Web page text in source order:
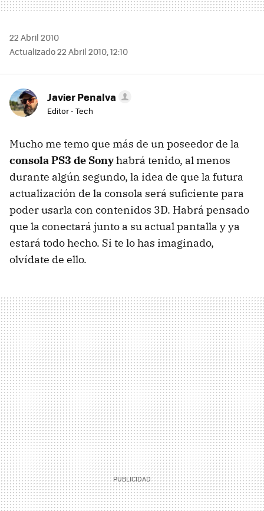
22 Abril 2010
Actualizado 22 Abril 2010, 12:10
Javier Penalva
Editor - Tech
Mucho me temo que más de un poseedor de la
consola PS3 de Sonyhabrá tenido, al menos
durante algún segundo, la idea de que la futura
actualización de la consola será suficiente para
poder usarla con contenidos 3D. Habrá pensado
que la conectará junto a su actual pantalla y ya
estará todo hecho. Si te lo has imaginado,
olvídate de ello.